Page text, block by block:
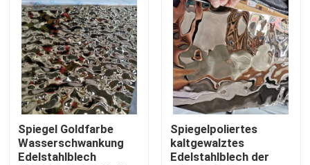
Produkte
Videos
Über uns
Werksbesichtigung
Spiegel Goldfarbe
Wasserschwankung
Edelstahlblech
Spiegelpoliertes
kaltgewalztes
Edelstahlblech der